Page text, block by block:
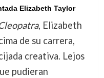
Elizabeth Taylor
, Elizabeth
de su carrera,
creativa. Lejos
pudieran